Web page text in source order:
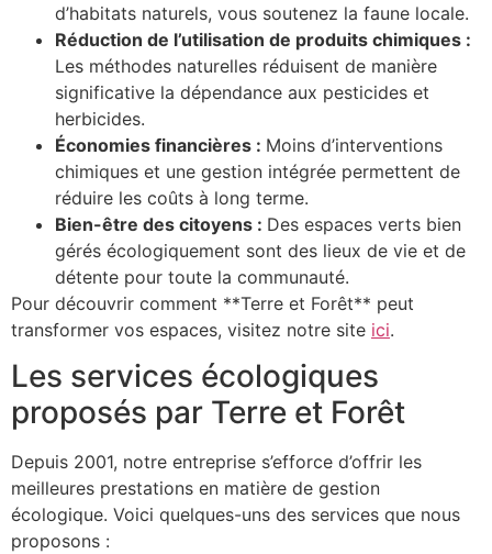
d’habitats naturels, vous soutenez la faune locale.
Réduction de l’utilisation de produits chimiques :
Les méthodes naturelles réduisent de manière
significative la dépendance aux pesticides et
herbicides.
Économies financières : Moins d’interventions
chimiques et une gestion intégrée permettent de
réduire les coûts à long terme.
Bien-être des citoyens : Des espaces verts bien
gérés écologiquement sont des lieux de vie et de
détente pour toute la communauté.
Pour découvrir comment **Terre et Forêt** peut
transformer vos espaces, visitez notre site ici.
Les services écologiques
proposés par Terre et Forêt
Depuis 2001, notre entreprise s’efforce d’offrir les
meilleures prestations en matière de gestion
écologique. Voici quelques-uns des services que nous
proposons :